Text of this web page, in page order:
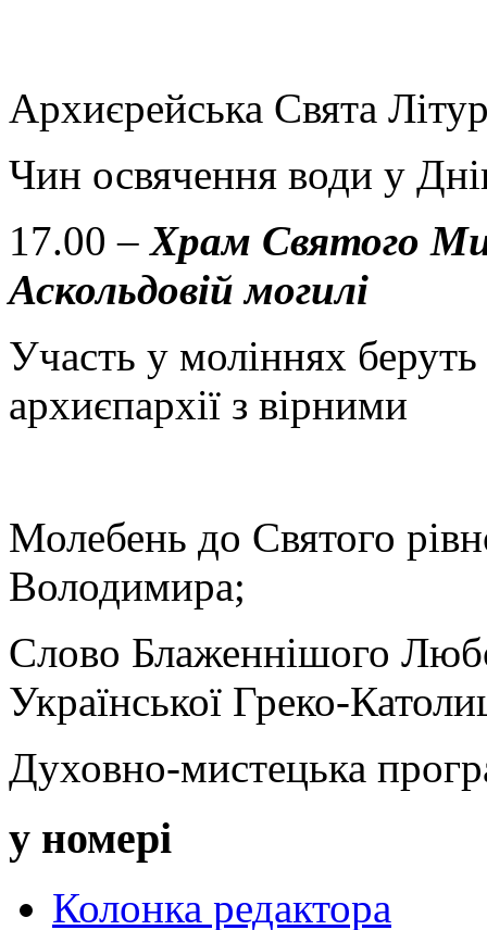
Архиєрейська Свята
Чин освячення води у
17.00 –Храм Святого
Аскольдовій могилі
Участь у моліннях
архиєпархії з вірними
Молебень до Святого
Володимира;
Слово Блаженнішого
Української Греко-
Духовно-мистецька
у номері
Колонка редактора